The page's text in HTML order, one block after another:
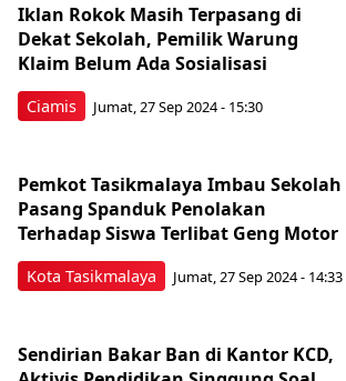
Ciamis
Iklan Rokok Masih Terpasang di
Dekat Sekolah, Pemilik Warung
Klaim Belum Ada Sosialisasi
Jumat, 27 Sep 2024 - 15:30
Kota Tasikmalaya
Pemkot Tasikmalaya Imbau Sekolah
Pasang Spanduk Penolakan
Terhadap Siswa Terlibat Geng Motor
Jumat, 27 Sep 2024 - 14:33
Sendirian Bakar Ban di Kantor KCD,